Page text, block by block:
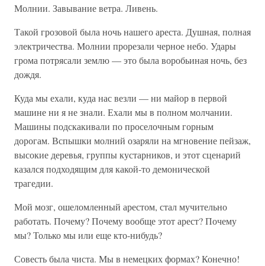
Молнии. Завывание ветра. Ливень.
Такой грозовой была ночь нашего ареста. Душная, полная
электричества. Молнии прорезали черное небо. Удары
грома потрясали землю — это была воробьиная ночь, без
дождя.
Куда мы ехали, куда нас везли — ни майор в первой
машине ни я не знали. Ехали мы в полном молчании.
Машины подскакивали по проселочным горным
дорогам. Вспышки молний озаряли на мгновение пейзаж,
высокие деревья, группы кустарников, и этот сценарий
казался подходящим для какой-то демонической
трагедии.
Мой мозг, ошеломленный арестом, стал мучительно
работать. Почему? Почему вообще этот арест? Почему
мы? Только мы или еще кто-нибудь?
Совесть была чиста. Мы в немецких формах? Конечно!